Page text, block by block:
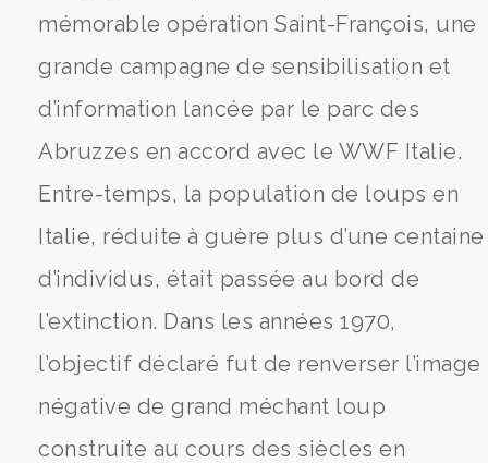
mémorable opération Saint-François, une
grande campagne de sensibilisation et
d’information lancée par le parc des
Abruzzes en accord avec le WWF Italie.
Entre-temps, la population de loups en
Italie, réduite à guère plus d’une centaine
d’individus, était passée au bord de
l’extinction. Dans les années 1970,
l’objectif déclaré fut de renverser l’image
négative de grand méchant loup
construite au cours des siècles en